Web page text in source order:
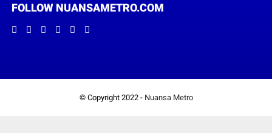
FOLLOW NUANSAMETRO.COM
© Copyright 2022 - Nuansa Metro